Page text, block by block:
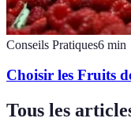
Conseils Pratiques6 min
Choisir les Fruits
Tous les